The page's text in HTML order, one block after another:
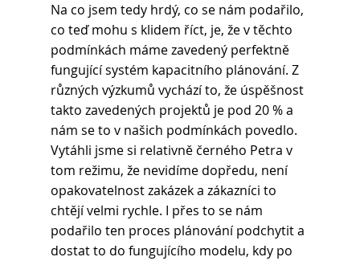
Na co jsem tedy hrdý, co se nám podařilo,
co teď mohu s klidem říct, je, že v těchto
podmínkách máme zavedený perfektně
fungující systém kapacitního plánování. Z
různých výzkumů vychází to, že úspěšnost
takto zavedených projektů je pod 20 % a
nám se to v našich podmínkách povedlo.
Vytáhli jsme si relativně černého Petra v
tom režimu, že nevidíme dopředu, není
opakovatelnost zakázek a zákazníci to
chtějí velmi rychle. I přes to se nám
podařilo ten proces plánování podchytit a
dostat to do fungujícího modelu, kdy po